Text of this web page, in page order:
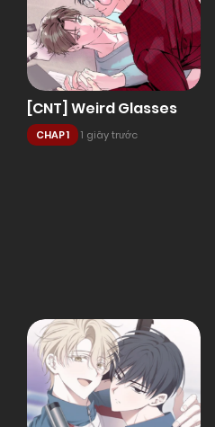
[CNT] Weird Glasses
CHAP 1 1 giây trước